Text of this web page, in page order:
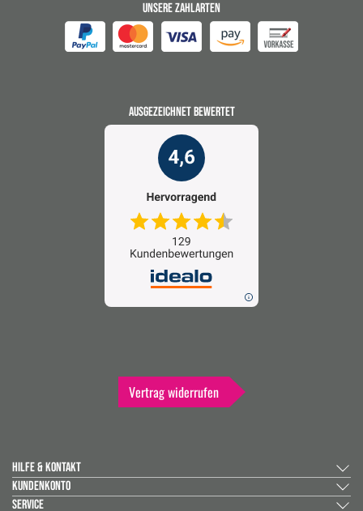
UNSERE ZAHLARTEN
AUSGEZEICHNET BEWERTET
Vertrag widerrufen
HILFE & KONTAKT
KUNDENKONTO
SERVICE